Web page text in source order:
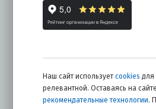
Наш сайт использует cookies для
релевантной. Оставаясь на
рекомендательные технологии.